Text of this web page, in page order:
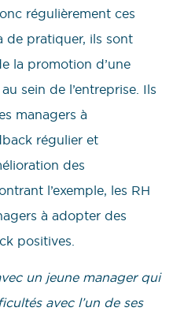
régulièrement ces
de pratiquer, ils sont
la promotion d’une
sein de l’entreprise. Ils
managers à
régulier et
des
l’exemple, les RH
à adopter des
positives.
un jeune manager qui
avec l’un de ses